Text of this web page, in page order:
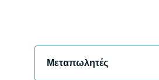
Μεταπωλητές